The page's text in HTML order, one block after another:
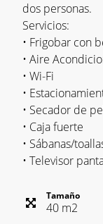
dos personas.
Servicios:
• Frigobar con
• Aire
• Wi-Fi
•
• Secador de
• Caja fuerte
• Sábanas/
• Televisor
Tamaño
40 m2